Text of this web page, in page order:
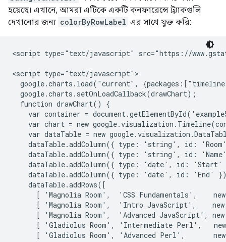
হয়েছে। এখানে, আমরা এটিকে একটি কনফারেন্সে ট্র্যাকগুলি
দেখানোর জন্য colorByRowLabel এর সাথে যুক্ত করি:
<script type="text/javascript" src="https://
<script type="text/javascript">
google.charts.load("current",
  google.charts.setOnLoadCallback(drawChart);
  function drawChart() {
var container =
var chart = new
var dataTable = new
dataTable.addColumn({ type: 'string', id:
dataTable.addColumn({ type: 'string', id:
dataTable.addColumn({ type: 'date', id: 'Start'
dataTable.addColumn({ type: 'date', id: 'End'
    dataTable.addRows([
[ 'Magnolia Room',  'CSS Fundamentals',
[ 'Magnolia Room',  'Intro JavaScript',
[ 'Magnolia Room',  'Advanced JavaScript',
[ 'Gladiolus Room', 'Intermediate Perl',
[ 'Gladiolus Room', 'Advanced Perl',